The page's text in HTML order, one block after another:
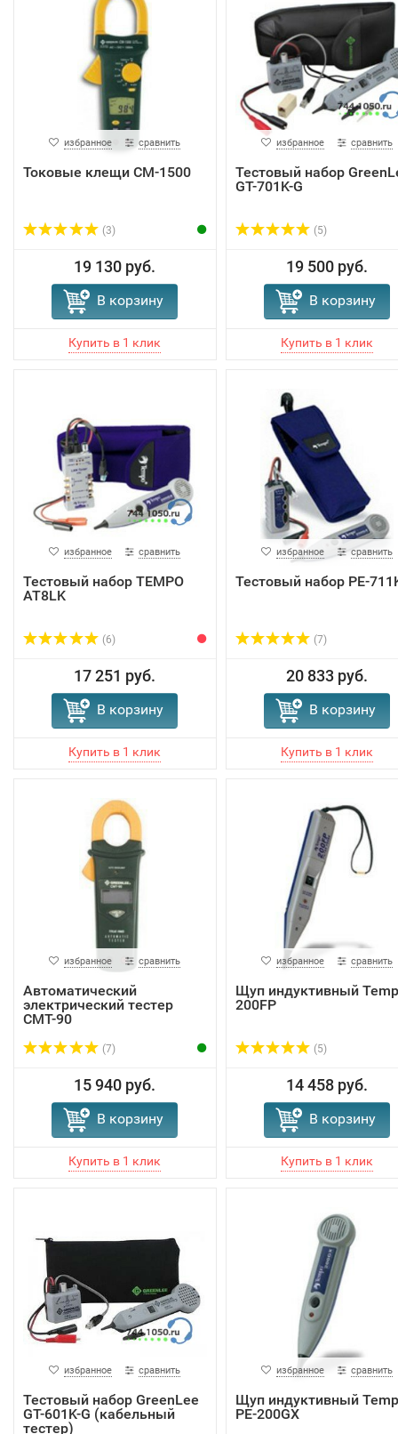
избранное сравнить
Токовые клещи CM-1500
(3)
19 130 руб.
В корзину
избранное сравнить
Тестовый набор
GT-701K-G
(5)
19 500 руб.
В корзину
избранное сравнить
Тестовый набор TEMPO
AT8LK
(6)
17 251 руб.
В корзину
избранное сравнить
Тестовый набор PE-
(7)
20 833 руб.
В корзину
избранное сравнить
Автоматический
электрический тестер
CMT-90
(7)
15 940 руб.
В корзину
избранное сравнить
Щуп индуктивный
200FP
(5)
14 458 руб.
В корзину
избранное сравнить
Тестовый набор GreenLee
GT-601K-G (кабельный
тестер)
избранное сравнить
Щуп индуктивный
PE-200GX